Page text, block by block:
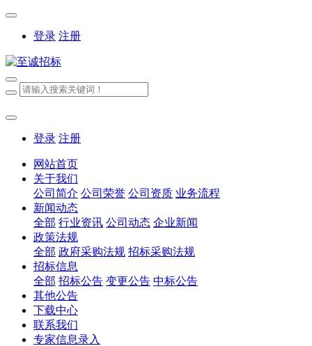
登录 注册
登录 注册
网站首页
关于我们
公司简介 公司荣誉 公司资质 业务流程
新闻动态
全部 行业资讯 公司动态 企业新闻
政策法规
全部 政府采购法规 招标采购法规
招标信息
全部 招标公告 变更公告 中标公告
其他公告
下载中心
联系我们
专家信息录入